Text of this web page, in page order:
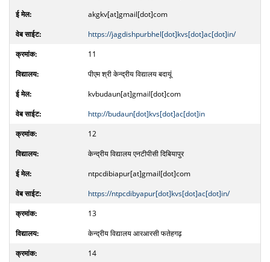
akgkv[at]gmail[dot]com
https://jagdishpurbhel[dot]kvs[dot]ac[dot]in/
11
पीएम श्री केन्द्रीय विद्यालय बदायूं
kvbudaun[at]gmail[dot]com
http://budaun[dot]kvs[dot]ac[dot]in
12
केन्द्रीय विद्यालय एनटीपीसी दिबियापुर
ntpcdibiapur[at]gmail[dot]com
https://ntpcdibyapur[dot]kvs[dot]ac[dot]in/
13
केन्द्रीय विद्यालय आरआरसी फतेहगढ़
14